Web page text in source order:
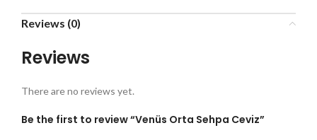
Reviews (0)
Reviews
There are no reviews yet.
Be the first to review “Venüs Orta Sehpa Ceviz”